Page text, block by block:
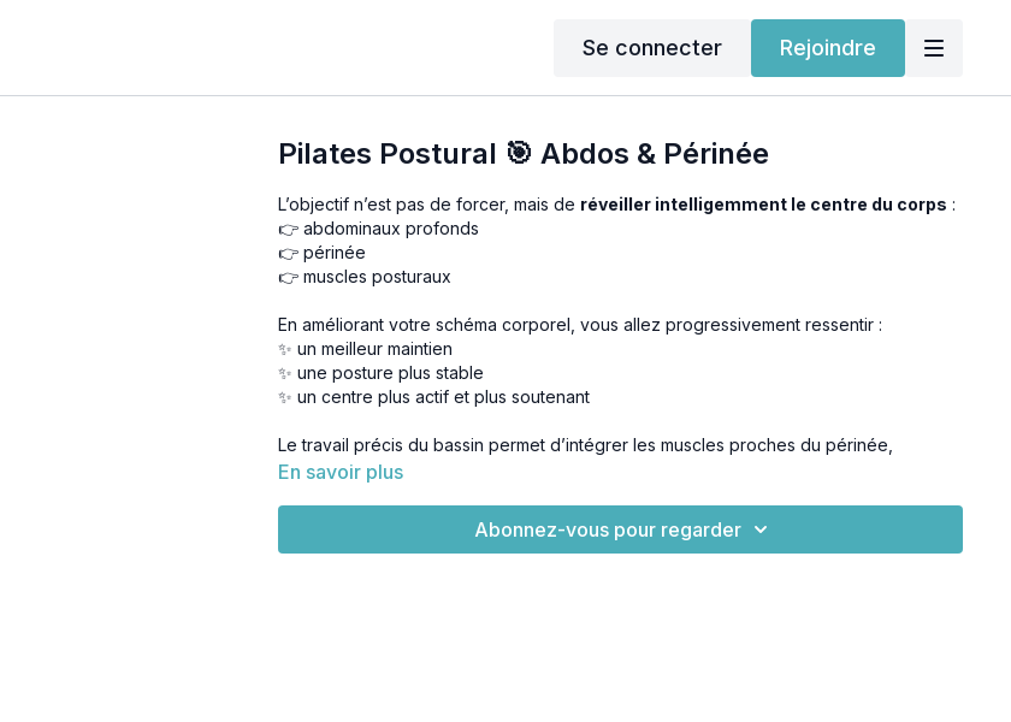
Se connecter Rejoindre
Pilates Postural 🎯 Abdos & Périnée
L’objectif n’est pas de forcer, mais de réveiller intelligemment le centre du corps :
👉 abdominaux profonds
👉 périnée
👉 muscles posturaux
En améliorant votre schéma corporel, vous allez progressivement ressentir :
✨ un meilleur maintien
✨ une posture plus stable
✨ un centre plus actif et plus soutenant
Le travail précis du bassin permet d’intégrer les muscles proches du périnée,
pourassouplir et tonifier cette zone souvent mise à l’épreuve par la position
🧘‍♀️ Matériel nécessaire
En savoir plus
Abonnez-vous pour regarder